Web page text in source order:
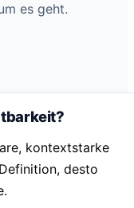
es geht.
kontextstarke
desto